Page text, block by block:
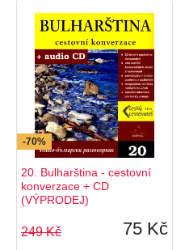
-70%
20. Bulharština - cestovní
konverzace + CD
(VÝPRODEJ)
249 Kč 75 Kč